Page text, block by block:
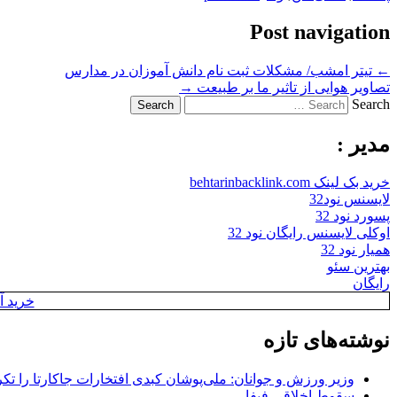
Post navigation
← تیتر امشب/ مشکلات ثبت نام دانش آموزان در مدارس
تصاویر هوایی از تاثیر ما بر طبیعت →
Search
مدیر :
خرید بک لینک behtarinbacklink.com
لایسنس نود32
پسورد نود 32
اوکلی لایسنس رایگان نود 32
همیار نود 32
بهترین سئو
رایگان
خرید
نوشته‌های تازه
وزیر ورزش و جوانان: ملی‌پوشان کبدی افتخارات جاکارتا را